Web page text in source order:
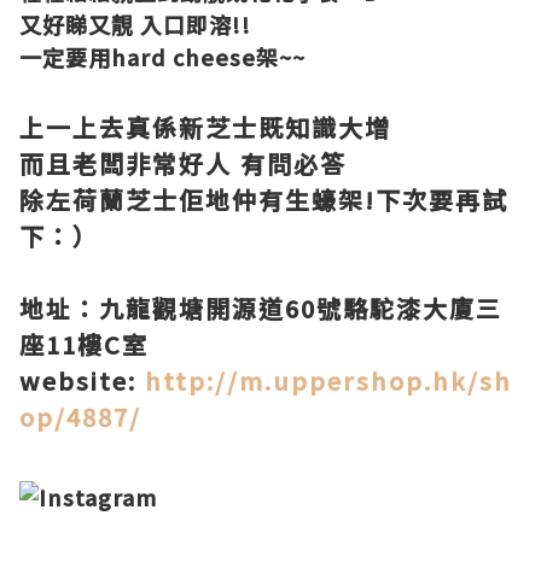
又好睇又靚 入口即溶!!
一定要用hard cheese架~~
上一上去真係新芝士既知識大增
而且老闆非常好人 有問必答
除左荷蘭芝士佢地仲有生蠔架!下次要再試
下：）
地址：九龍觀塘開源道60號駱駝漆大廈三
座11樓C室
website: http://m.uppershop.hk/sh
op/4887/